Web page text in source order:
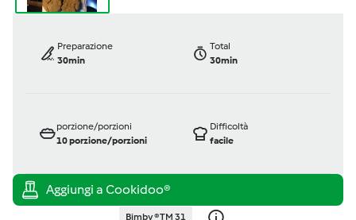
Preparazione
30min
Total
30min
porzione/porzioni
10porzione/porzioni
Difficoltà
facile
Bimby ® TM 31